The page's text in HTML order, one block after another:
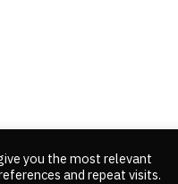
you the most relevant
and repeat visits.